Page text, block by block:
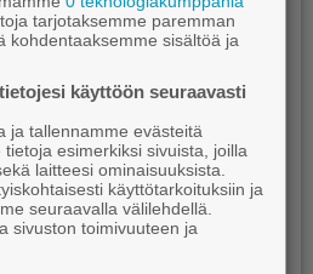
tarjotaksemme paremman
kohdentaaksemme sisältöä ja
käyttöön seuraavasti
ja tallennamme evästeitä
esimerkiksi sivuista, joilla
laitteesi ominaisuuksista.
käyttötarkoituksiin ja
seuraavalla välilehdellä.
sivuston toimivuuteen ja